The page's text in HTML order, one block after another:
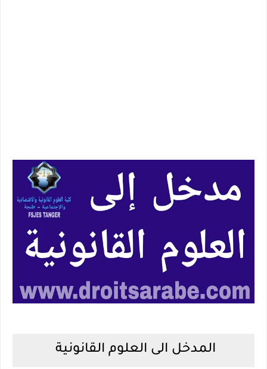
المدخل الى العلوم القانونية